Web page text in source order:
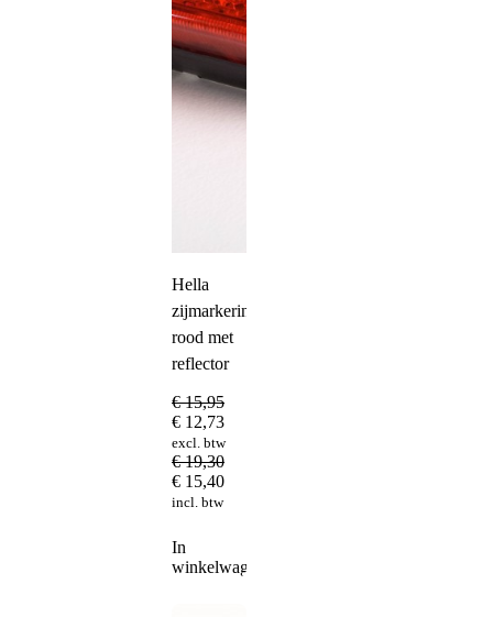
Hella
zijmarkeringslamp
rood met
reflector
€15,95
€ 12,73
excl. btw
€19,30
€ 15,40
incl. btw
In
winkelwagen